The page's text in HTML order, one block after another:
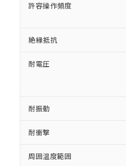
許容操作頻度
絶縁抵抗
耐電圧
耐振動
耐衝撃
周囲温度範囲